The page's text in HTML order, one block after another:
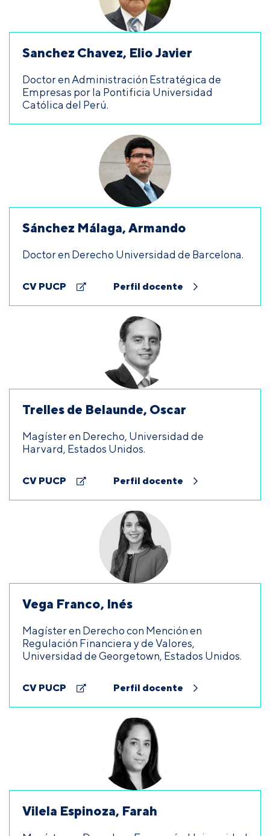
Sanchez Chavez, Elio Javier
Doctor en Administración Estratégica de
Empresas por la Pontificia Universidad
Católica del Perú.
Sánchez Málaga, Armando
Doctor en Derecho Universidad de Barcelona.
CV PUCP Perfil docente
Trelles de Belaunde, Oscar
Magíster en Derecho, Universidad de
Harvard, Estados Unidos.
CV PUCP Perfil docente
Vega Franco, Inés
Magíster en Derecho con Mención en
Regulación Financiera y de Valores,
Universidad de Georgetown, Estados Unidos.
CV PUCP Perfil docente
Vilela Espinoza, Farah